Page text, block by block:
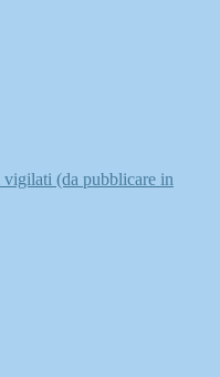
(da pubblicare in